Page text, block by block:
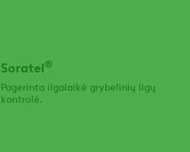
Soratel®
Pagerinta ilgalaikė grybelinių ligų
kontrolė.